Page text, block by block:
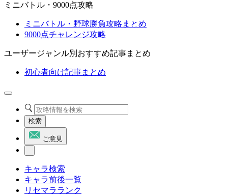
ミニバトル・9000点攻略
ミニバトル・野球勝負攻略まとめ
9000点チャレンジ攻略
ユーザージャンル別おすすめ記事まとめ
初心者向け記事まとめ
検索
ご意見
キャラ検索
キャラ前後一覧
リセマラランク